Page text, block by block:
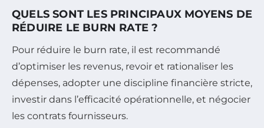
QUELS SONT LES PRINCIPAUX MOYENS DE
RÉDUIRE LE BURN RATE ?
Pour réduire le burn rate, il est recommandé
d’optimiser les revenus, revoir et rationaliser les
dépenses, adopter une discipline financière stricte,
investir dans l’efficacité opérationnelle, et négocier
les contrats fournisseurs.